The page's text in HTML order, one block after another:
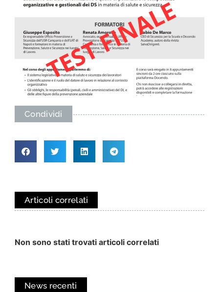
Condividi
Articoli correlati
Non sono stati trovati articoli correlati
News recenti